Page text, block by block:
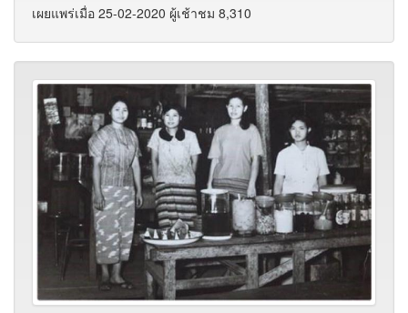
เผยแพร่เมื่อ 25-02-2020 ผู้เช้าชม 8,310